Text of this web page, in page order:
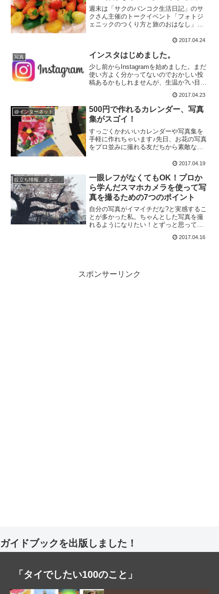
週末は「サクのバンコク生活日記」のサ
クさん主催のトークイベント「フォトジ
ェニックのつくり方と旅のおはなし」に
たタイのお菓子、ルーク・チュップ。つ
が、触ってみるとやわらかく...
2017.04.24
写真 インスタはじめました。
少し前からInstagramを始めました。まだ
使い方よく分かってないのでおかしい投
稿あるかもしれませんが、生温か?い目で
いとうつくしき。 #日本の春 #桜 #お花見
#sakura #今年の桜は長持ちし...
2017.04.23
@インターネット
500円で作れるカレンダー、写真
集がスゴイ！
すっごくかわいいカレンダーや写真集を
手軽に作れちゃいます♪先日、お花の写真
をプロ並みに撮れる友だちから素敵なプ
ーです?すっっっごいかわいい??！！！す
メージに合わせてセ...
2017.04.19
役立ち情報、まとめ記事
一眼レフがなくてもOK！プロか
ら学んだスマホカメラを使って写
真を撮るための7つのポイント
自分の写真がイマイチだな?と実感するこ
とが多かった私。ちゃんとした写真を撮
れるようになりたい！とずっと思ってま
ングで念願叶って友だちのプロ写真家さ
2017.04.16
スポンサーリンク
ガイドブックを出版しました！
「タイでしたい100のこと」